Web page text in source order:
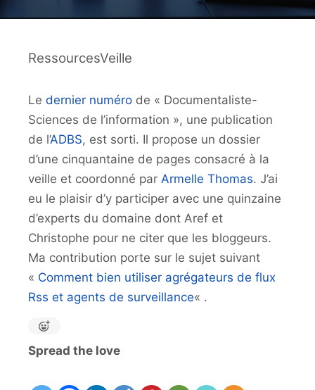
RessourcesVeille
Le dernier numéro de « Documentaliste-
Sciences de l’information », une publication
de l’ADBS, est sorti. Il propose un dossier
d’une cinquantaine de pages consacré à la
veille et coordonné par Armelle Thomas. J’ai
eu le plaisir d’y participer avec une quinzaine
d’experts du domaine dont Aref et
Christophe pour ne citer que les bloggeurs.
Ma contribution porte sur le sujet suivant
« Comment bien utiliser agrégateurs de flux
Rss et agents de surveillance« .
Spread the love